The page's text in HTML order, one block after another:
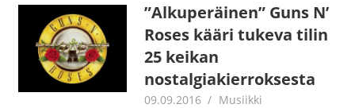
”Alkuperäinen” Guns N’
Roses kääri tukeva tilin
25 keikan
nostalgiakierroksesta
09.09.2016 Juha Kaunisto
Musiikki